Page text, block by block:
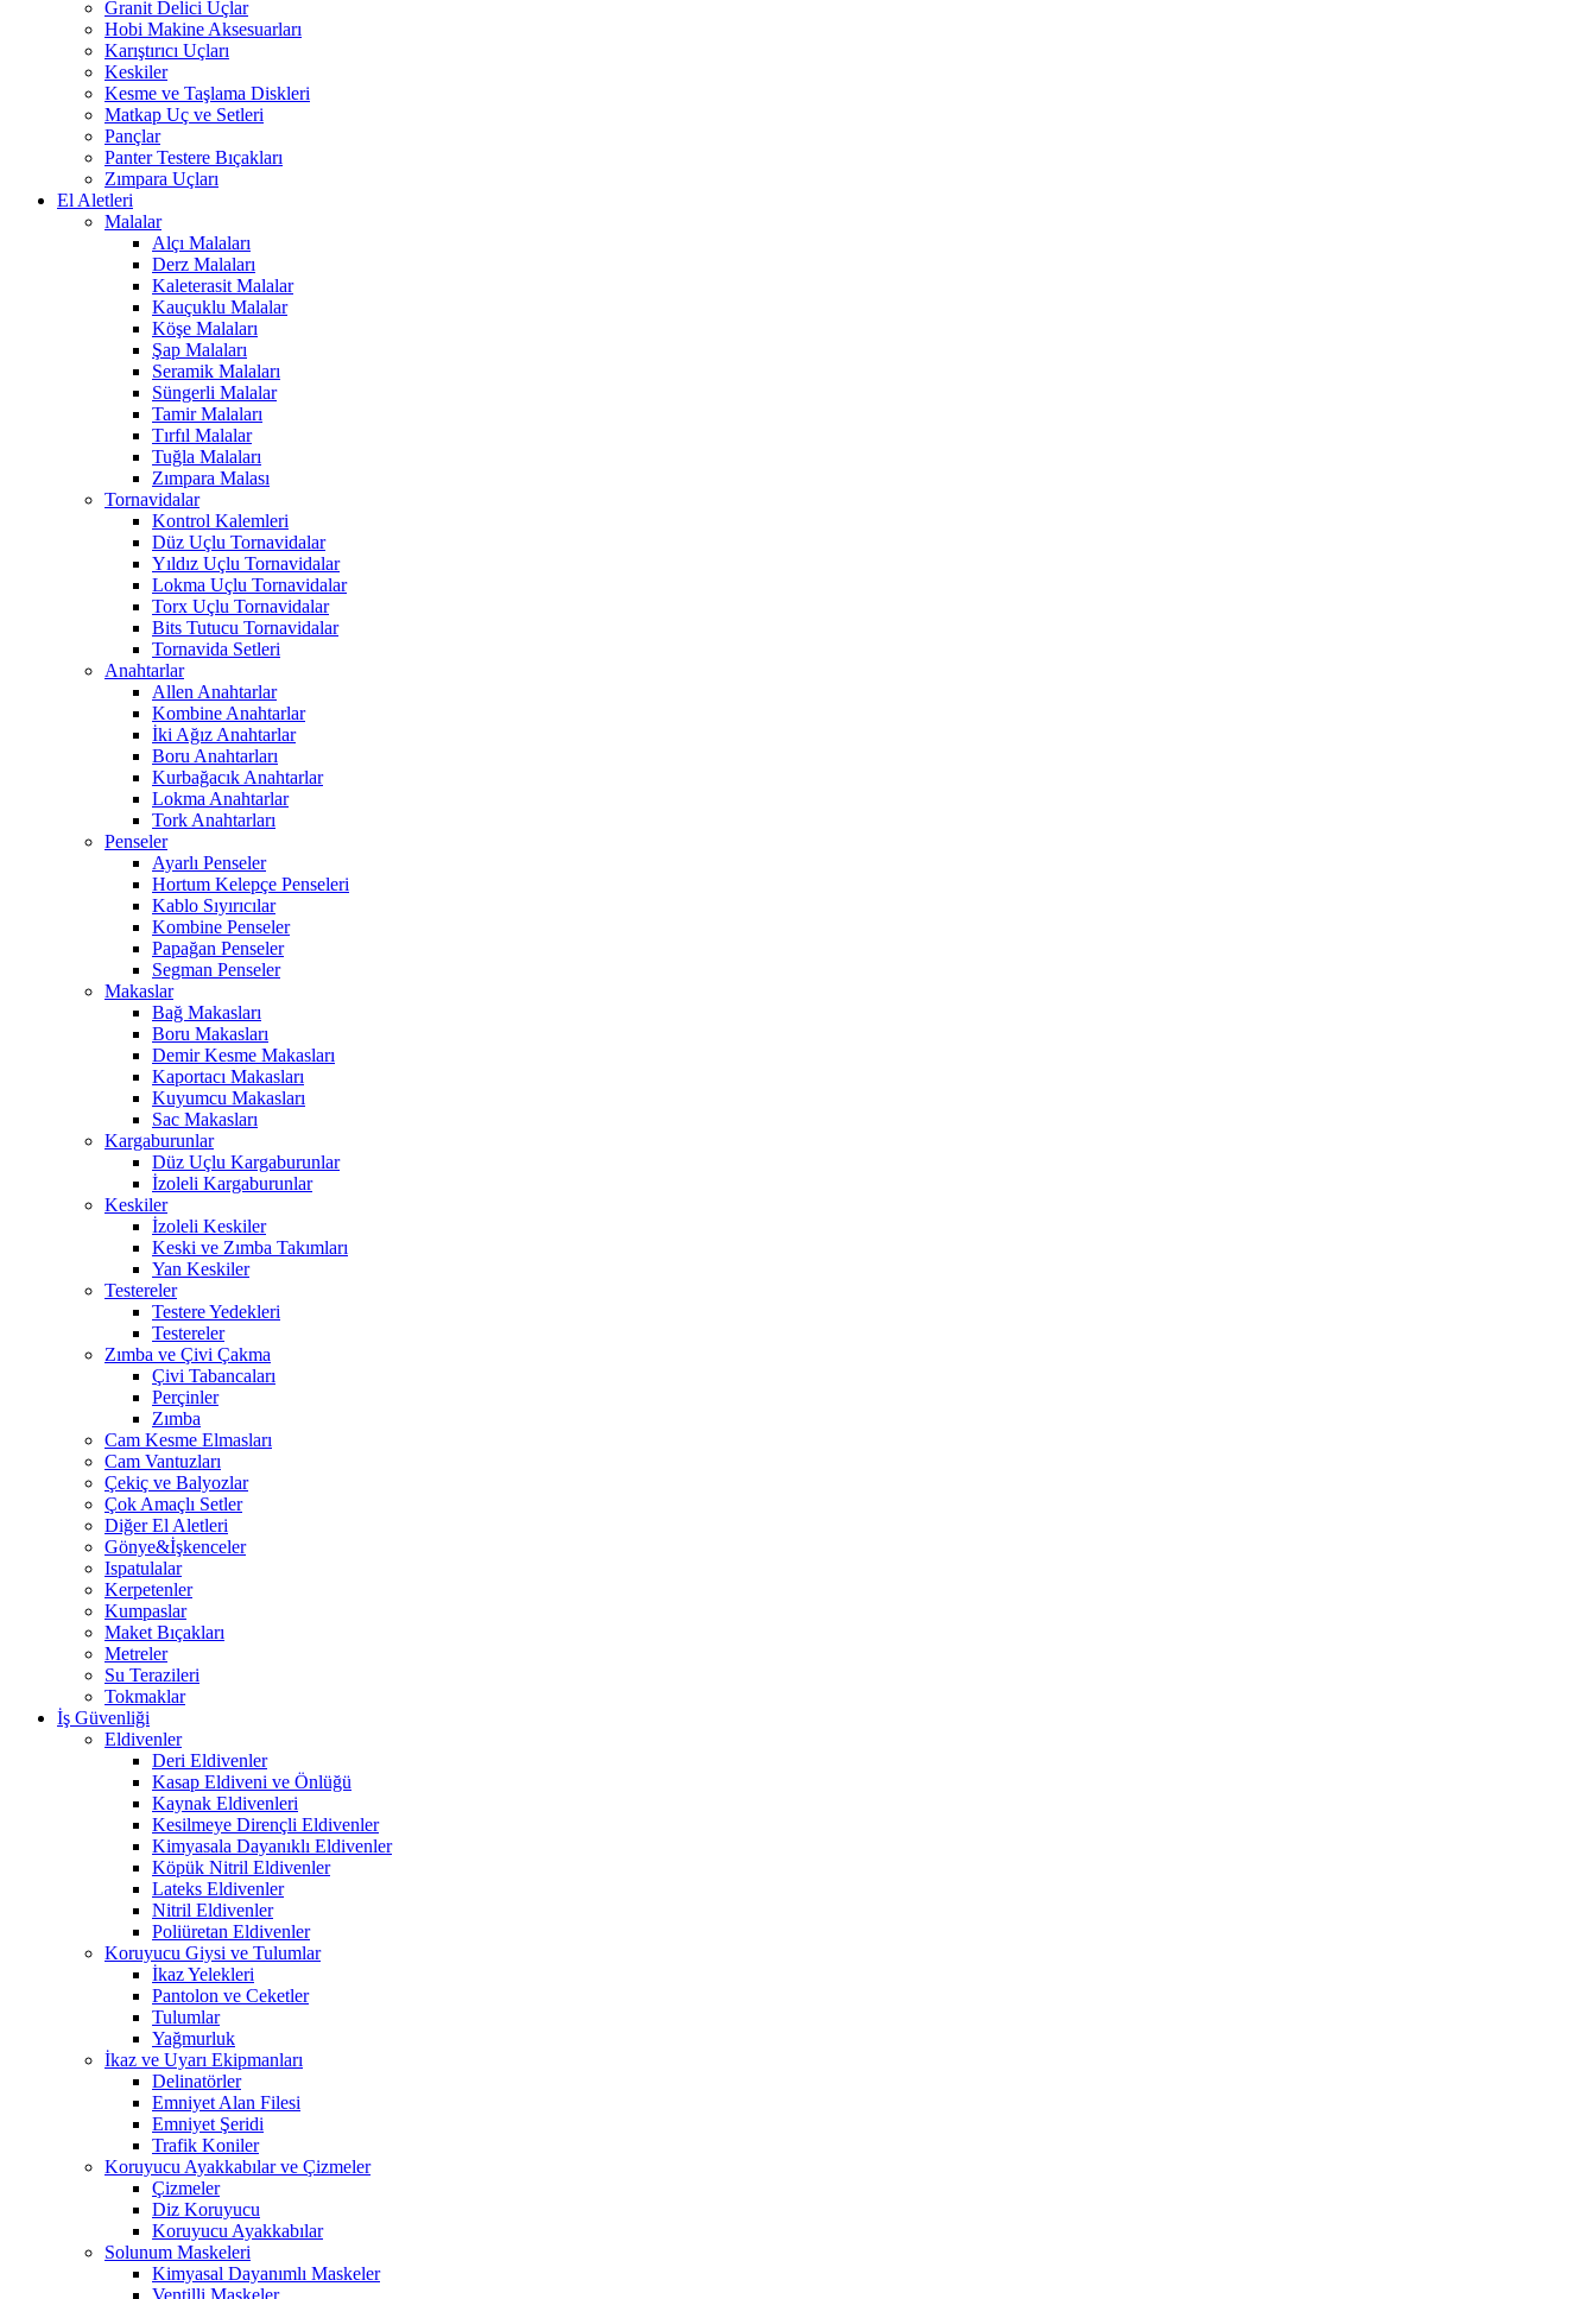
Granit Delici Uçlar
Hobi Makine Aksesuarları
Karıştırıcı Uçları
Keskiler
Kesme ve Taşlama Diskleri
Matkap Uç ve Setleri
Pançlar
Panter Testere Bıçakları
Zımpara Uçları
El Aletleri
Malalar
Alçı Malaları
Derz Malaları
Kaleterasit Malalar
Kauçuklu Malalar
Köşe Malaları
Şap Malaları
Seramik Malaları
Süngerli Malalar
Tamir Malaları
Tırfıl Malalar
Tuğla Malaları
Zımpara Malası
Tornavidalar
Kontrol Kalemleri
Düz Uçlu Tornavidalar
Yıldız Uçlu Tornavidalar
Lokma Uçlu Tornavidalar
Torx Uçlu Tornavidalar
Bits Tutucu Tornavidalar
Tornavida Setleri
Anahtarlar
Allen Anahtarlar
Kombine Anahtarlar
İki Ağız Anahtarlar
Boru Anahtarları
Kurbağacık Anahtarlar
Lokma Anahtarlar
Tork Anahtarları
Penseler
Ayarlı Penseler
Hortum Kelepçe Penseleri
Kablo Sıyırıcılar
Kombine Penseler
Papağan Penseler
Segman Penseler
Makaslar
Bağ Makasları
Boru Makasları
Demir Kesme Makasları
Kaportacı Makasları
Kuyumcu Makasları
Sac Makasları
Kargaburunlar
Düz Uçlu Kargaburunlar
İzoleli Kargaburunlar
Keskiler
İzoleli Keskiler
Keski ve Zımba Takımları
Yan Keskiler
Testereler
Testere Yedekleri
Testereler
Zımba ve Çivi Çakma
Çivi Tabancaları
Perçinler
Zımba
Cam Kesme Elmasları
Cam Vantuzları
Çekiç ve Balyozlar
Çok Amaçlı Setler
Diğer El Aletleri
Gönye&İşkenceler
Ispatulalar
Kerpetenler
Kumpaslar
Maket Bıçakları
Metreler
Su Terazileri
Tokmaklar
İş Güvenliği
Eldivenler
Deri Eldivenler
Kasap Eldiveni ve Önlüğü
Kaynak Eldivenleri
Kesilmeye Dirençli Eldivenler
Kimyasala Dayanıklı Eldivenler
Köpük Nitril Eldivenler
Lateks Eldivenler
Nitril Eldivenler
Poliüretan Eldivenler
Koruyucu Giysi ve Tulumlar
İkaz Yelekleri
Pantolon ve Ceketler
Tulumlar
Yağmurluk
İkaz ve Uyarı Ekipmanları
Delinatörler
Emniyet Alan Filesi
Emniyet Şeridi
Trafik Koniler
Koruyucu Ayakkabılar ve Çizmeler
Çizmeler
Diz Koruyucu
Koruyucu Ayakkabılar
Solunum Maskeleri
Kimyasal Dayanımlı Maskeler
Ventilli Maskeler